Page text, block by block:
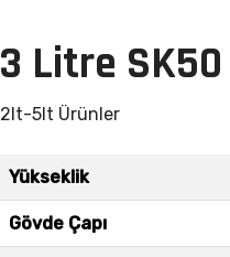
3 Litre SK50
2lt-5lt Ürünler
Yükseklik
Gövde Çapı